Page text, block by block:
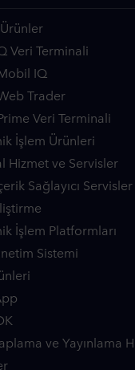
Veri Terminali
IQ
Trader
Veri Terminali
İşlem Ürünleri
Hizmet ve Servisler
Sağlayıcı Servisler
İşlem Platformları
Sistemi
ve Yayınlama